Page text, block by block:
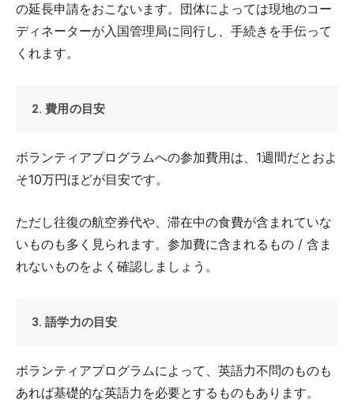
の延長申請をおこないます。団体によっては現地のコー
ディネーターが入国管理局に同行し、手続きを手伝って
くれます。
2. 費用の目安
ボランティアプログラムへの参加費用は、1週間だとおよ
そ10万円ほどが目安です。
ただし往復の航空券代や、滞在中の食費が含まれていな
いものも多く見られます。参加費に含まれるもの / 含ま
れないものをよく確認しましょう。
3. 語学力の目安
ボランティアプログラムによって、英語力不問のものも
あれば基礎的な英語力を必要とするものもあります。